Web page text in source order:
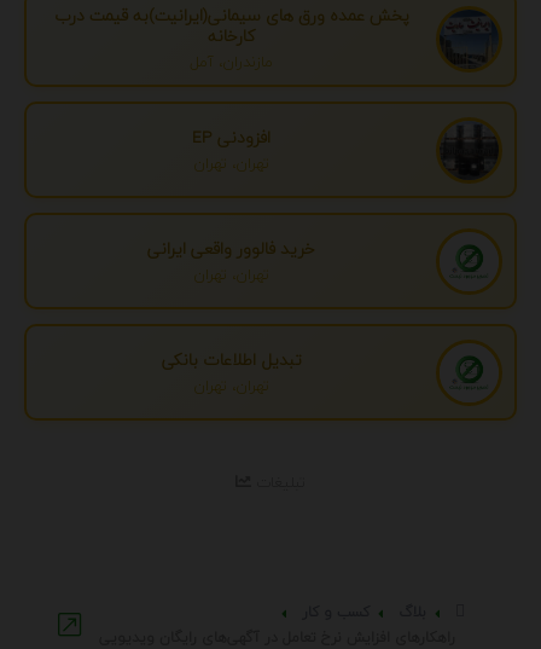
پخش عمده ورق های سیمانی(ایرانیت)به قیمت درب
کارخانه
مازندران، آمل
افزودنی EP
تهران، تهران
خرید فالوور واقعی ایرانی
تهران، تهران
تبدیل اطلاعات بانکی
تهران، تهران